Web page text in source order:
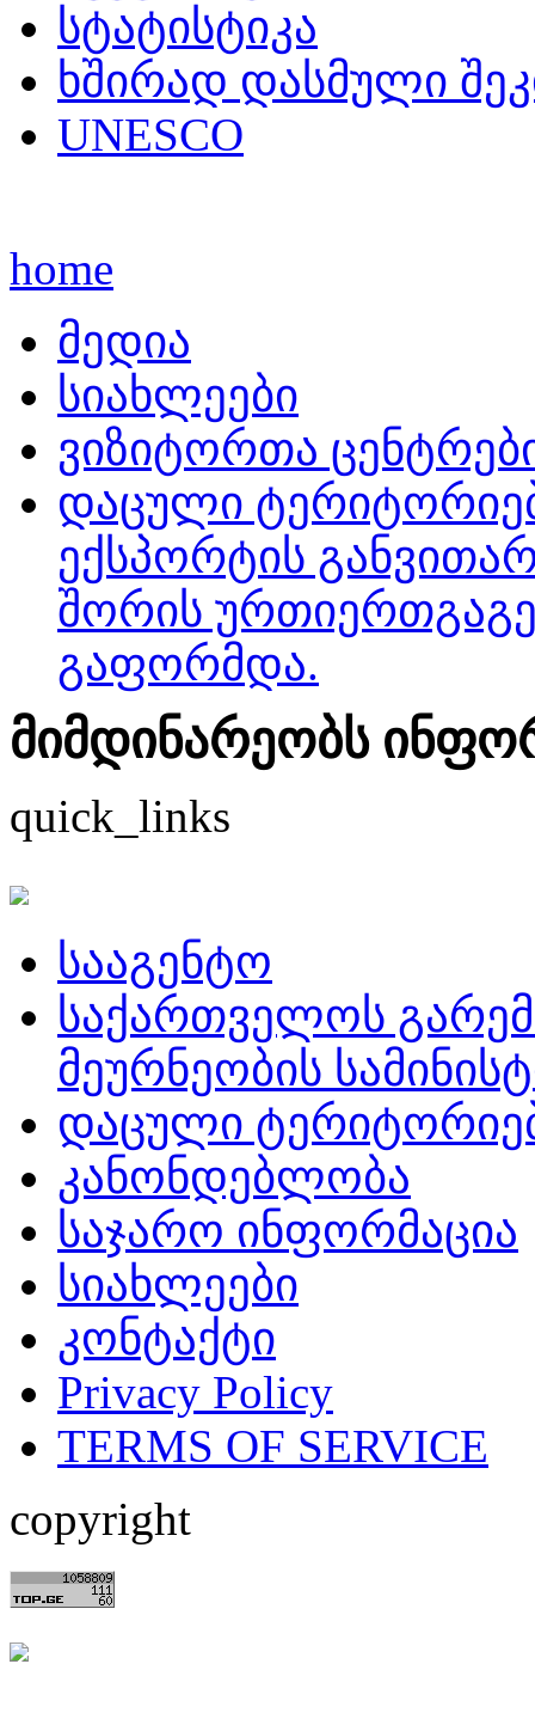
სტატისტიკა
ხშირად დასმული
UNESCO
home
მედია
სიახლეები
ვიზიტორთა
დაცული
ექსპორტის
შორის
გაფორმდა.
მიმდინარეობს
quick_links
სააგენტო
საქართველოს
მეურნეობის
დაცული
კანონდებლობა
საჯარო ინფორმაცია
სიახლეები
კონტაქტი
Privacy Policy
TERMS OF SERVICE
copyright